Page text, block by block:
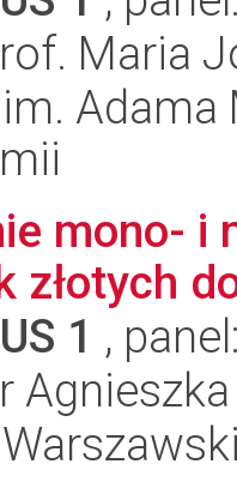
Maria
mono- i
złotych
1 ,